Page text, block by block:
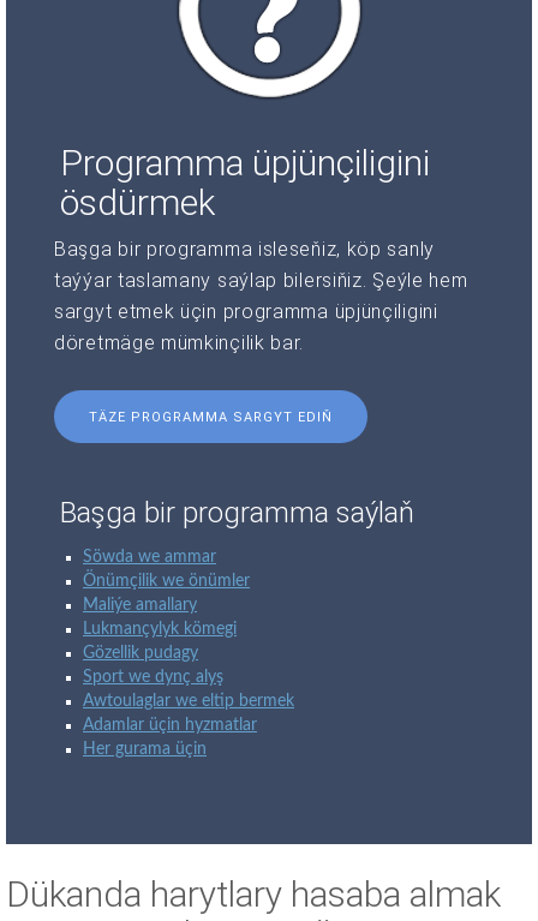
Programma üpjünçiligini
ösdürmek
Başga bir programma isleseňiz, köp sanly
taýýar taslamany saýlap bilersiňiz. Şeýle hem
sargyt etmek üçin programma üpjünçiligini
döretmäge mümkinçilik bar.
TÄZE PROGRAMMA SARGYT EDIŇ
Başga bir programma saýlaň
Söwda we ammar
Önümçilik we önümler
Maliýe amallary
Lukmançylyk kömegi
Gözellik pudagy
Sport we dynç alyş
Awtoulaglar we eltip bermek
Adamlar üçin hyzmatlar
Her gurama üçin
Dükanda harytlary hasaba almak